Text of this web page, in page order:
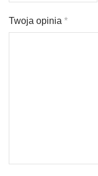
Twoja opinia *